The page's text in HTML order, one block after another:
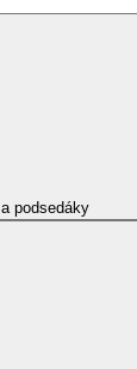
a podsedáky